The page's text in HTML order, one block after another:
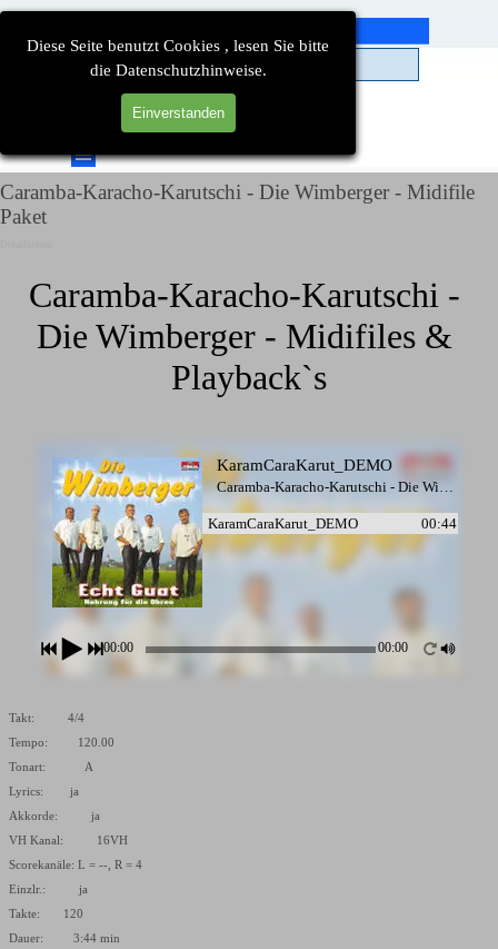
Diese Seite benutzt Cookies , lesen Sie bitte
die Datenschutzhinweise.
Einverstanden
Direkt zum Seiteninhalt
Menü überspringen
Caramba-Karacho-Karutschi - Die Wimberger - Midifile
Paket
Caramba-Karacho-Karutschi -
Die Wimberger - Midifiles &
Playback`s
KaramCaraKarut_DEMO
Caramba-Karacho-Karutschi - Die Wimberger
KaramCaraKarut_DEMO 00:44
00:00 00:00
Takt: 4/4
Tempo: 120.00
Tonart: A
Lyrics: ja
Akkorde: ja
VH Kanal: 16VH
Scorekanäle: L = --, R = 4
Einzlr.: ja
Takte: 120
Dauer: 3:44 min